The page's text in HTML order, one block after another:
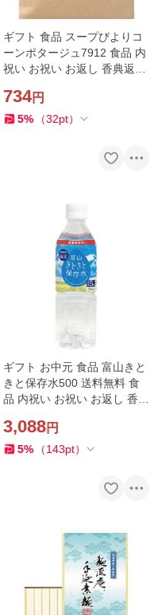
ギフト 食品 スープびよりコ
ーンポタージュ7912 食品 内
祝い お祝い お返し 香典返し
734円
5% （32pt）
ギフト お中元 食品 富山きと
きと保存水500 送料無料 食
品 内祝い お祝い お返し 香典
3,088円
5% （143pt）